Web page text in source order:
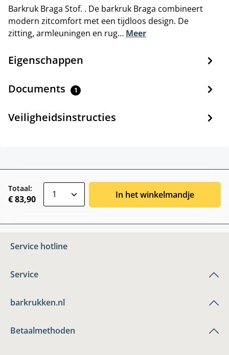
Barkruk Braga Stof. . De barkruk Braga combineert
modern zitcomfort met een tijdloos design. De
zitting, armleuningen en rug… Meer
Eigenschappen
Documents 1
Veiligheidsinstructies
Totaal:
€ 83,90 In het winkelmandje
Service hotline
Service
barkrukken.nl
Betaalmethoden